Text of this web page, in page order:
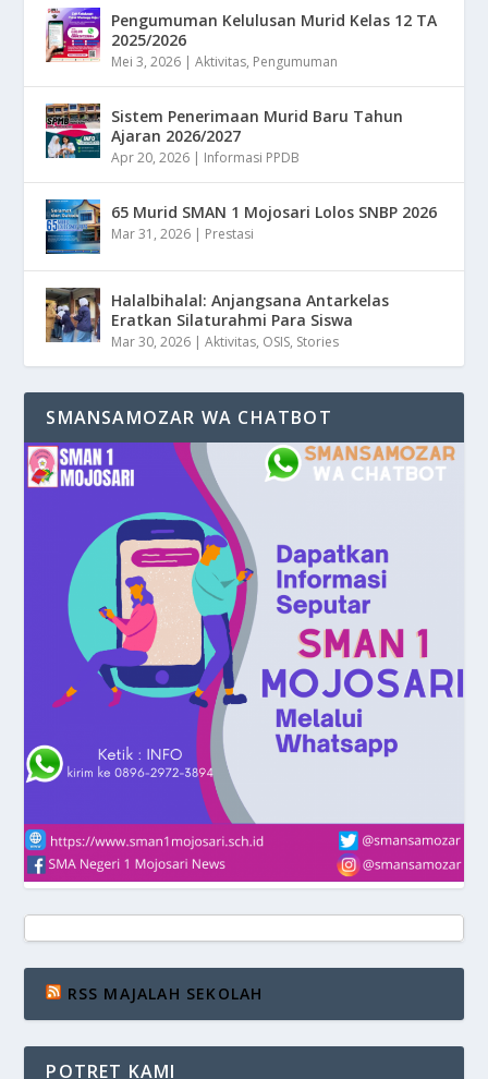
Pengumuman Kelulusan Murid Kelas 12 TA
2025/2026
Mei 3, 2026 |Aktivitas, Pengumuman
Sistem Penerimaan Murid Baru Tahun
Ajaran 2026/2027
Apr 20, 2026 | Informasi PPDB
65 Murid SMAN 1 Mojosari Lolos SNBP 2026
Mar 31, 2026 | Prestasi
Halalbihalal: Anjangsana Antarkelas
Eratkan Silaturahmi Para Siswa
Mar 30, 2026 |Aktivitas, OSIS, Stories
SMANSAMOZAR WA CHATBOT
RSS MAJALAH SEKOLAH
POTRET KAMI